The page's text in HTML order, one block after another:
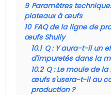
9 Paramètres
plateaux à œufs
10 FAQ de la ligne de
œufs Shuliy
10.1 Q : Y aura-t-il un
d'impuretés dans la
10.2 Q : Le moule de
œufs s'usera-t-il au
production ?